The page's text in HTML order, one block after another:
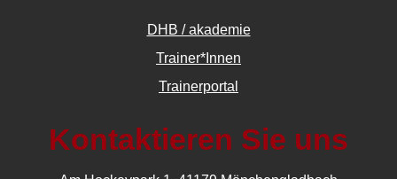
DHB / akademie
Trainer*Innen
Trainerportal
Kontaktieren Sie uns